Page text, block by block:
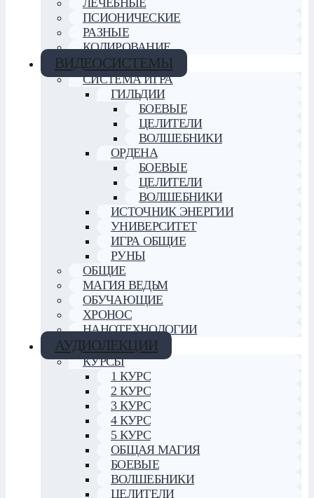
ПСИОНИЧЕСКИЕ
РАЗНЫЕ
КОДИРОВАНИЕ
ВИДЕОСИСТЕМЫ
СИСТЕМА ИГРА
ГИЛЬДИИ
БОЕВЫЕ
ЦЕЛИТЕЛИ
ВОЛШЕБНИКИ
ОРДЕНА
БОЕВЫЕ
ЦЕЛИТЕЛИ
ВОЛШЕБНИКИ
ИСТОЧНИК ЭНЕРГИИ
УНИВЕРСИТЕТ
ИГРА ОБЩИЕ
РУНЫ
ОБЩИЕ
МАГИЯ ВЕДЬМ
ОБУЧАЮЩИЕ
ХРОНОС
НАНОТЕХНОЛОГИИ
АУДИОЛЕКЦИИ
КУРСЫ
1 КУРС
2 КУРС
3 КУРС
4 КУРС
5 КУРС
ОБЩАЯ МАГИЯ
БОЕВЫЕ
ВОЛШЕБНИКИ
ЦЕЛИТЕЛИ